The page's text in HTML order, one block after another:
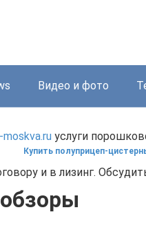
Видео и фото
услуги
Купить полуприцеп-
и в лизинг.